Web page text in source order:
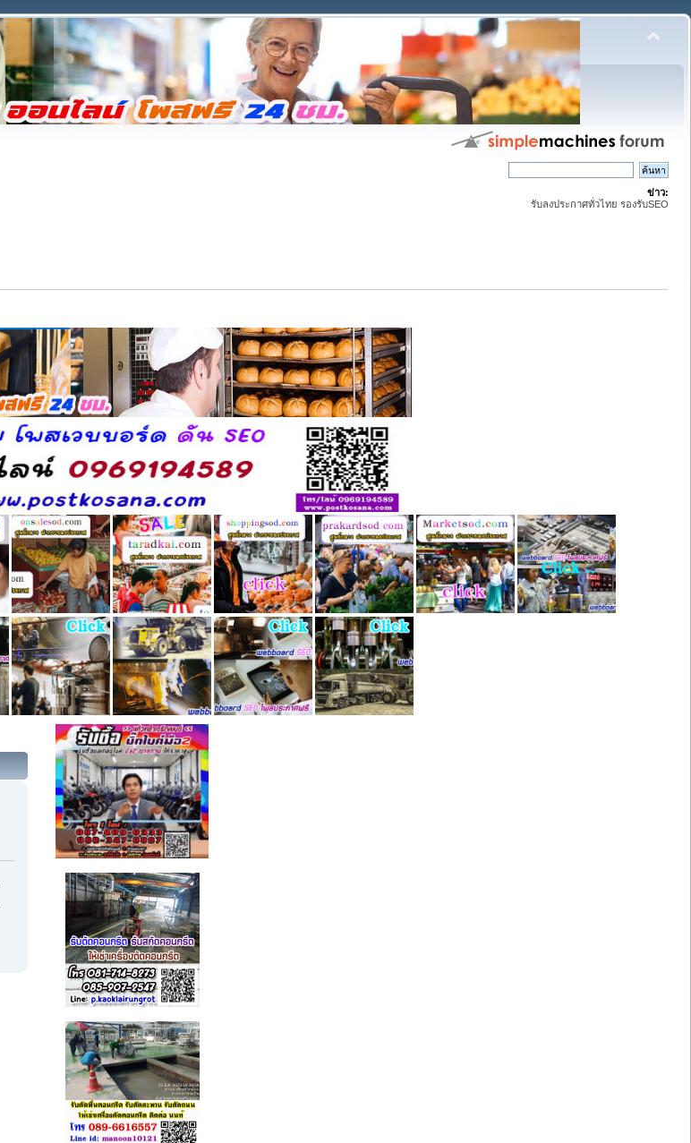
ข่าว:
รับลงประกาศทั่วไทย รองรับSEO